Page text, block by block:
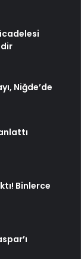
Niğde’de
Binlerce